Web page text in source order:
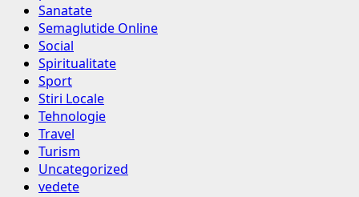
Sanatate
Semaglutide Online
Social
Spiritualitate
Sport
Stiri Locale
Tehnologie
Travel
Turism
Uncategorized
vedete